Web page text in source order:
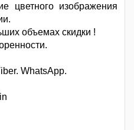
цветного изображения
объемах скидки !
WhatsApp.